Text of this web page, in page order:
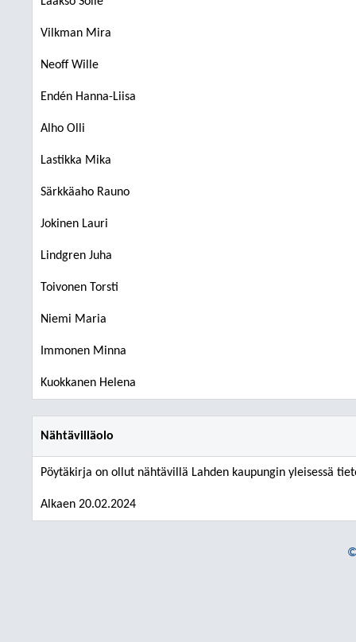
Vilkman Mira
Neoff Wille
Endén Hanna-Liisa
Alho Olli
Lastikka Mika
Särkkäaho Rauno
Jokinen Lauri
Lindgren Juha
Toivonen Torsti
Niemi Maria
Immonen Minna
Kuokkanen Helena
Nähtävilläolo
Pöytäkirja on ollut nähtävillä Lahden kaupungin yleisessä
Alkaen 20.02.2024